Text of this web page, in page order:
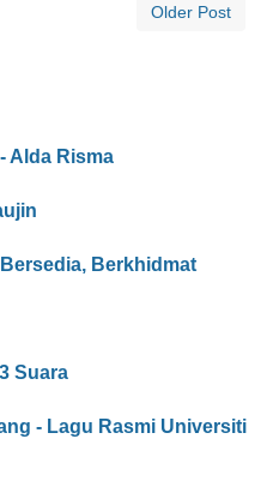
Older Post
Alda Risma
Berkhidmat
Suara
- Lagu Rasmi Universiti